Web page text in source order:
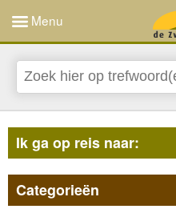
Menu
Ik ga op reis naar:
Categorieën